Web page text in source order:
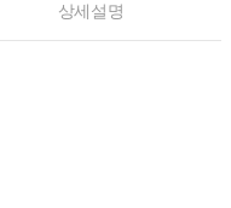
상세설명